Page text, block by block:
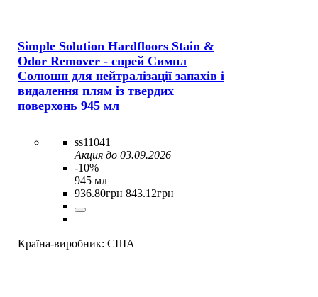
Simple Solution Hardfloors Stain &
Odor Remover - спрей Cимпл
Солюшн для нейтралізації запахів і
видалення плям із твердих
поверхонь 945 мл
ss11041
Акция до 03.09.2026
-10%
945 мл
936.80грн 843.12грн
Країна-виробник: США